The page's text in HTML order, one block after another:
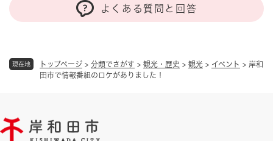
現在地 トップページ > 分類でさがす > 観光・歴史 > 観光 > イベント > 岸和
田市で情報番組のロケがありました！
よくある質問と回答